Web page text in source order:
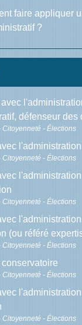
faire appliquer
?
avec
défenseur des
Citoyenneté - Élections
Citoyenneté - Élections
Citoyenneté - Élections
(ou référé
Citoyenneté - Élections
conservatoire
Citoyenneté - Élections
Citoyenneté - Élections